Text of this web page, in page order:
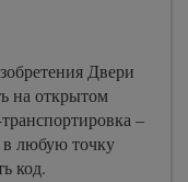
Двери
на открытом
–
в любую точку
код.